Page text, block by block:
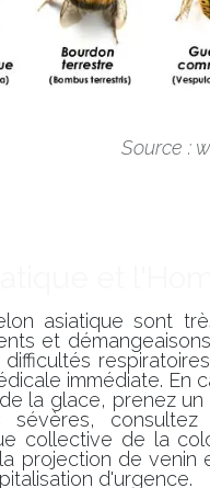
Source :
asiatique sont
et
immédiate.
la glace, prenez
sévères,
collective de la
projection de venin
d'urgence.